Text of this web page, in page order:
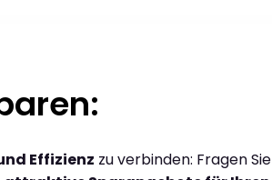
Effizienz zu verbinden: Fragen Sie